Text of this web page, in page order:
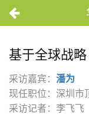
基于全球战
采访嘉宾： 潘为
现任职位：深圳市
采访记者：李飞飞